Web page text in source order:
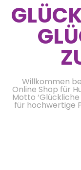
Willkommen
Online Shop für
Motto
für hochwertige